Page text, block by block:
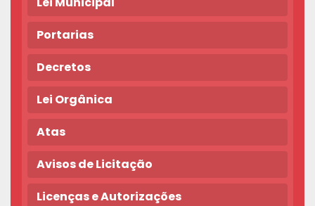
Portarias
Decretos
Lei Orgânica
Atas
Avisos de Licitação
Licenças e Autorizações